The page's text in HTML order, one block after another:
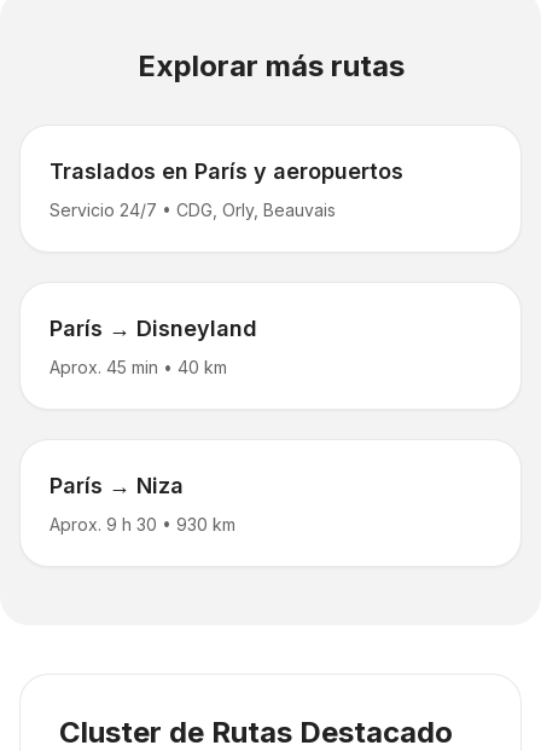
Explorar más rutas
Traslados en París y aeropuertos
Servicio 24/7 • CDG, Orly, Beauvais
París → Disneyland
Aprox. 45 min • 40 km
París → Niza
Aprox. 9 h 30 • 930 km
Cluster de Rutas Destacado